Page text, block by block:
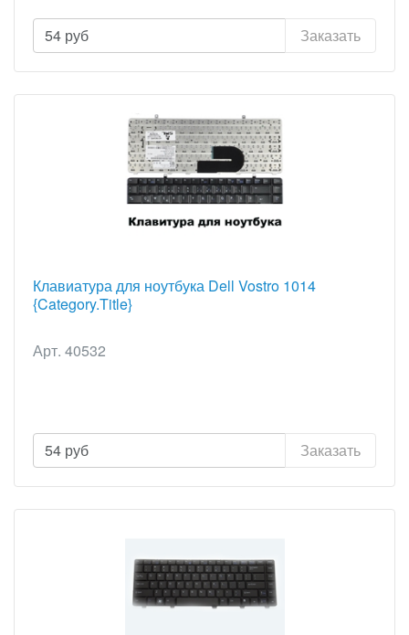
54 руб Заказать
Клавиатура для ноутбука Dell Vostro 1014
{Category.Title}
Арт. 40532
54 руб Заказать